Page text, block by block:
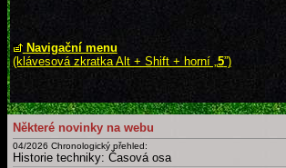
Navigační menu
(klávesová zkratka Alt + Shift + horní „5”)
Některé novinky na webu
04/2026 Chronologický přehled:
Historie techniky: Časová osa